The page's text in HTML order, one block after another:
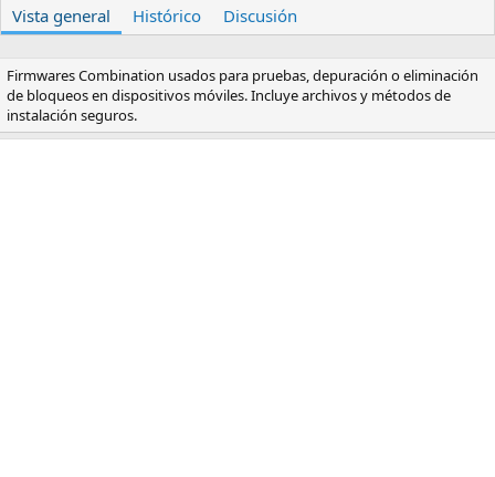
e
r
e
a
c
Vista general Histórico Discusión
Firmwares Combination usados para pruebas, depuración o eliminación
de bloqueos en dispositivos móviles. Incluye archivos y métodos de
instalación seguros.